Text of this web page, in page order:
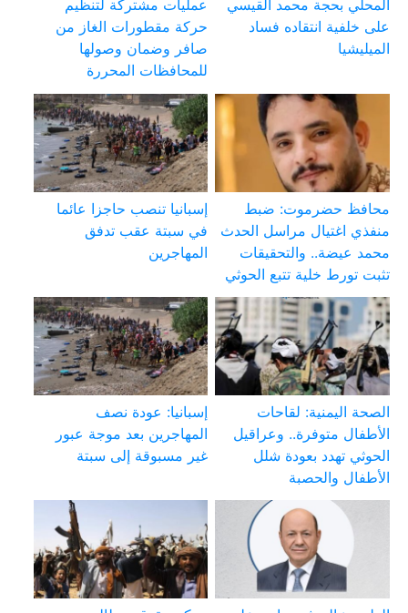
المحلي بحجة محمد القيسي
على خلفية انتقاده فساد
الميليشيا
عمليات مشتركة لتنظيم
حركة مقطورات الغاز من
صافر وضمان وصولها
للمحافظات المحررة
محافظ حضرموت: ضبط
منفذي اغتيال مراسل الحدث
محمد عيضة.. والتحقيقات
تثبت تورط خلية تتبع الحوثي
إسبانيا تنصب حاجزا عائما
في سبتة عقب تدفق
المهاجرين
الصحة اليمنية: لقاحات
الأطفال متوفرة.. وعراقيل
الحوثي تهدد بعودة شلل
الأطفال والحصبة
إسبانيا: عودة نصف
المهاجرين بعد موجة عبور
غير مسبوقة إلى سبتة